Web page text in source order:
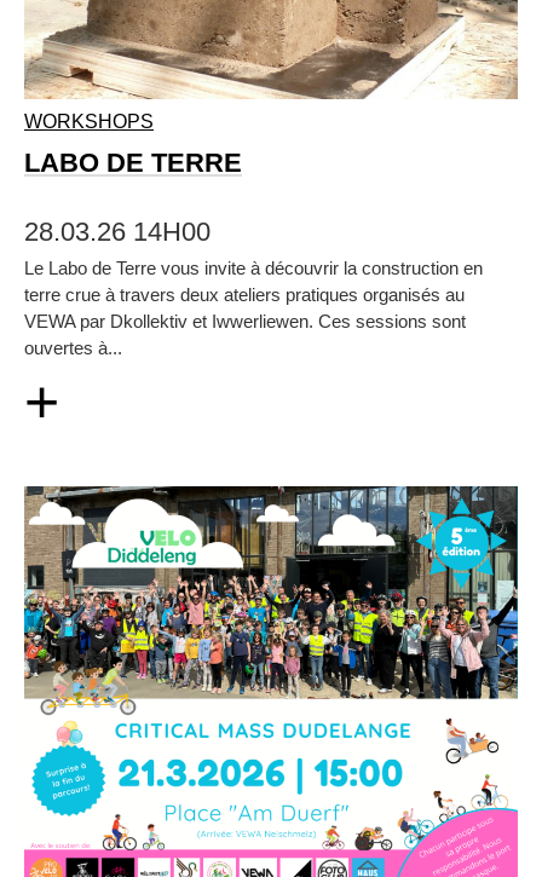
WORKSHOPS
LABO DE TERRE
28.03.26 14H00
Le Labo de Terre vous invite à découvrir la construction en
terre crue à travers deux ateliers pratiques organisés au
VEWA par Dkollektiv et Iwwerliewen. Ces sessions sont
ouvertes à...
+